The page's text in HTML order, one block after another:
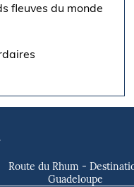
fleuves du monde
Route du Rhum -
Guadeloupe